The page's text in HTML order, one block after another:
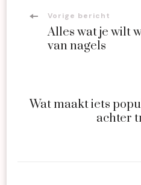
Bericht
navigatie
Vorige bericht
Alles wat je wilt
van nagels
Wat maakt iets
achter